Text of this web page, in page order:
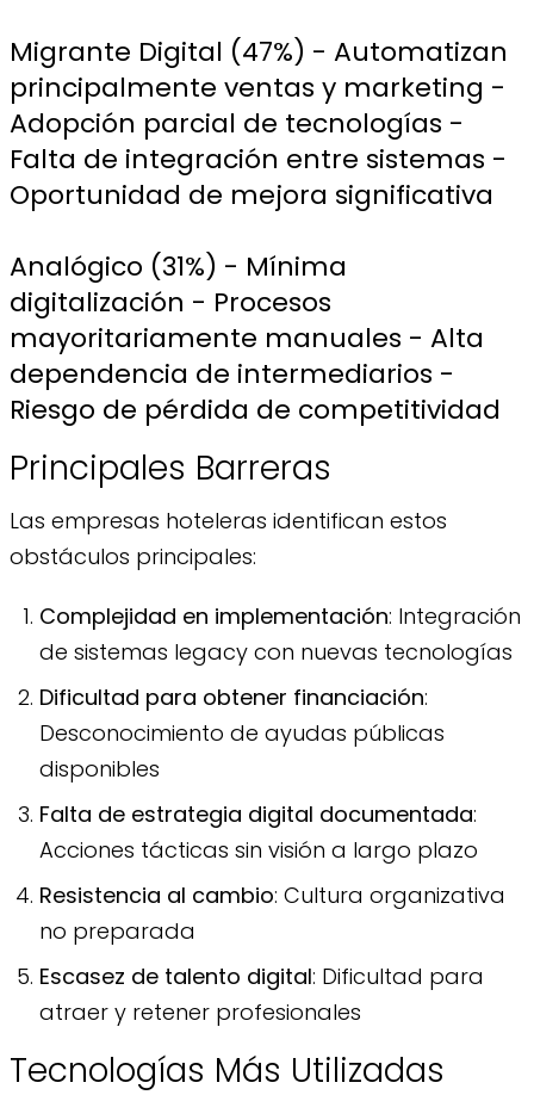
Migrante Digital (47%) - Automatizan
principalmente ventas y marketing -
Adopción parcial de tecnologías -
Falta de integración entre sistemas -
Oportunidad de mejora significativa
Analógico (31%) - Mínima
digitalización - Procesos
mayoritariamente manuales - Alta
dependencia de intermediarios -
Riesgo de pérdida de competitividad
Principales Barreras
Las empresas hoteleras identifican estos
obstáculos principales:
Complejidad en implementación: Integración
de sistemas legacy con nuevas tecnologías
Dificultad para obtener financiación:
Desconocimiento de ayudas públicas
disponibles
Falta de estrategia digital documentada:
Acciones tácticas sin visión a largo plazo
Resistencia al cambio: Cultura organizativa
no preparada
Escasez de talento digital: Dificultad para
atraer y retener profesionales
Tecnologías Más Utilizadas